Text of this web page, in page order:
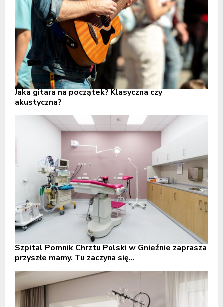
Jaka gitara na początek? Klasyczna czy
akustyczna?
Szpital Pomnik Chrztu Polski w Gnieźnie zaprasza
przyszłe mamy. Tu zaczyna się...